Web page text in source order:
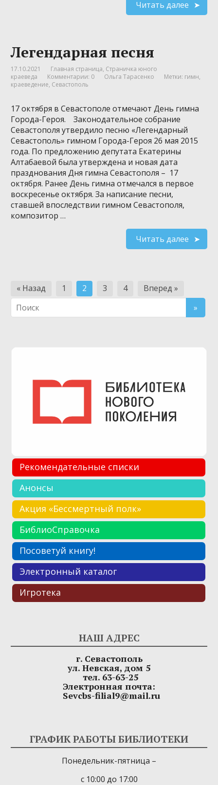
Читать далее
Легендарная песня
17.10.2021 Главная страница, Страничка юного
краеведа
Комментарии: 0 Ольга Тарасенко Метки: гимн,
краеведение, Севастополь
17 октября в Севастополе отмечают День гимна
Города-Героя. Законодательное собрание
Севастополя утвердило песню «Легендарный
Севастополь» гимном Города-Героя 26 мая 2015
года. По предложению депутата Екатерины
Алтабаевой была утверждена и новая дата
празднования Дня гимна Севастополя – 17
октября. Ранее День гимна отмечался в первое
воскресенье октября. За написание песни,
ставшей впоследствии гимном Севастополя,
композитор …
Читать далее
Навигация
по
записям
« Назад 1 2 3 4 Вперед »
Рекомендательные списки
Анонсы
Акция «Бессмертный полк»
БиблиоСправочка
Посоветуй книгу!
Электронный каталог
Игротека
НАШ АДРЕС
г. Севастополь
ул. Невская, дом 5
тел. 63-63-25
Электронная почта:
Sevcbs-filial9@mail.ru
ГРАФИК РАБОТЫ БИБЛИОТЕКИ
Понедельник-пятница –
с 10:00 до 17:00